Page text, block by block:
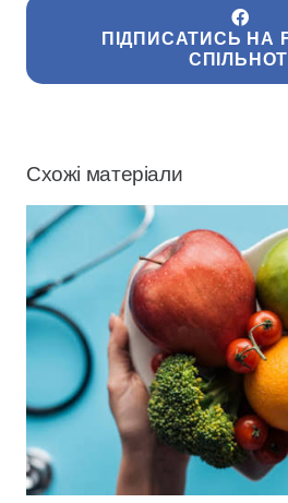
ПІДПИСАТИСЬ НА
Схожі матеріали